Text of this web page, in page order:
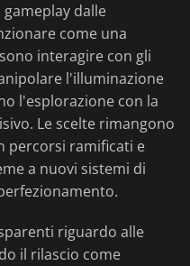
dalle
come una
interagire con gli
l'illuminazione
l'esplorazione con la
Le scelte rimangono
percorsi ramificati e
a nuovi sistemi di
riguardo alle
il rilascio come